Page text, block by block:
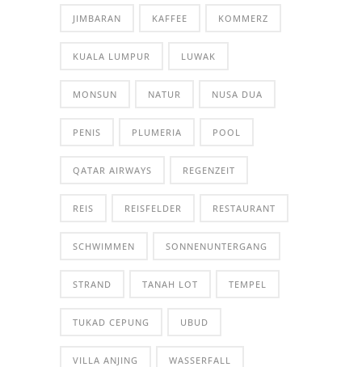
JIMBARAN KAFFEE KOMMERZ
KUALA LUMPUR LUWAK
MONSUN NATUR NUSA DUA
PENIS PLUMERIA POOL
QATAR AIRWAYS REGENZEIT
REIS REISFELDER RESTAURANT
SCHWIMMEN SONNENUNTERGANG
STRAND TANAH LOT TEMPEL
TUKAD CEPUNG UBUD
VILLA ANJING WASSERFALL